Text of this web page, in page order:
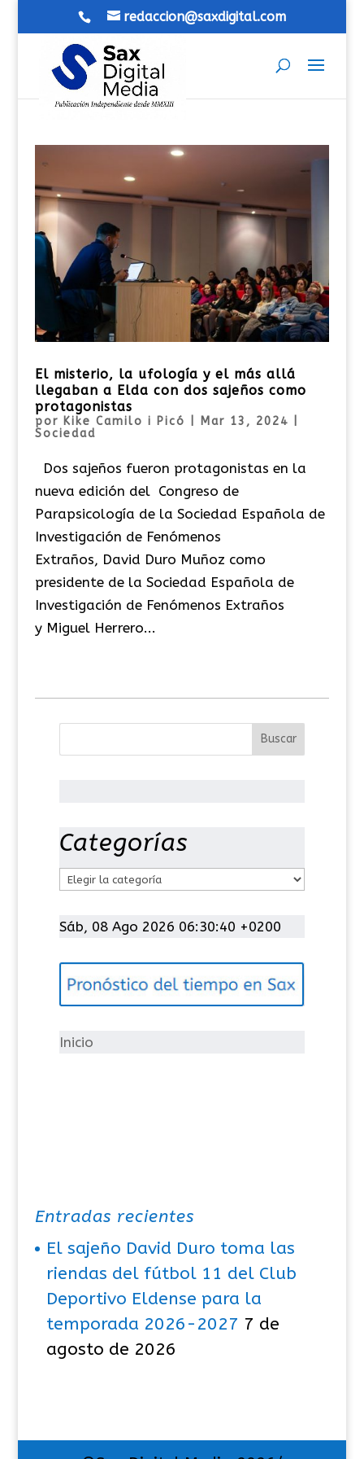
redaccion@saxdigital.com
El misterio, la ufología y el más allá
llegaban a Elda con dos sajeños como
protagonistas
por Kike Camilo i Picó Mar 13, 2024
Sociedad
Dos sajeños fueron protagonistas en la
nueva edición del Congreso de
Parapsicología de la Sociedad Española de
Investigación de Fenómenos
Extraños, David Duro Muñoz como
presidente de la Sociedad Española de
Investigación de Fenómenos Extraños
y Miguel Herrero...
Categorías
t
g
í
Sáb, 08 Ago 2026 06:30:41 +0200
Inicio
Entradas recientes
El sajeño David Duro toma las
riendas del fútbol 11 del Club
Deportivo Eldense para la
temporada 2026-2027 7 de
agosto de 2026